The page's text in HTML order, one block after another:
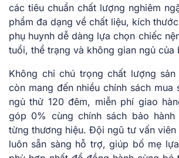
các tiêu chuẩn chất lượng nghiêm
phẩm đa dạng về chất liệu, kích
phụ huynh dễ dàng lựa chọn chiếc
tuổi, thể trạng và không gian ngủ của
Không chỉ chú trọng chất lượng sản
còn mang đến nhiều chính sách mua
ngủ thử 120 đêm, miễn phí giao
góp 0% cùng chính sách bảo hành
từng thương hiệu. Đội ngũ tư vấn viên
luôn sẵn sàng hỗ trợ, giúp bố mẹ